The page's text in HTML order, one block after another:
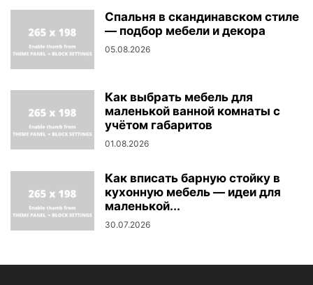
Спальня в скандинавском стиле
— подбор мебели и декора
05.08.2026
Как выбрать мебель для
маленькой ванной комнаты с
учётом габаритов
01.08.2026
Как вписать барную стойку в
кухонную мебель — идеи для
маленькой...
30.07.2026